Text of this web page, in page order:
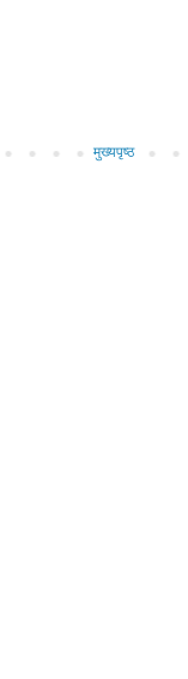
मुख्यपृष्ठ